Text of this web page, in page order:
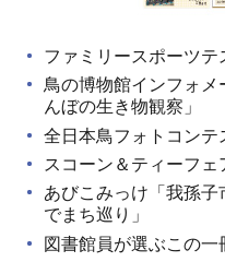
ファミリースポーツ
鳥の博物館インフォメ
んぼの生き物観察」
全日本鳥フォトコン
スコーン＆ティーフェ
あびこみっけ「我孫子
でまち巡り」
図書館員が選ぶこの一